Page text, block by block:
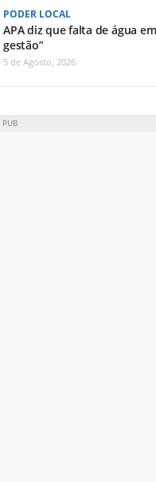
PODER LOCAL
APA diz que falta de água
gestão”
5 de Agosto, 2026
PUB